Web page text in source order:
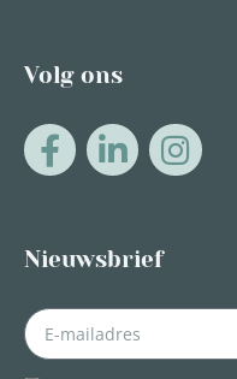
Volg ons
Nieuwsbrief